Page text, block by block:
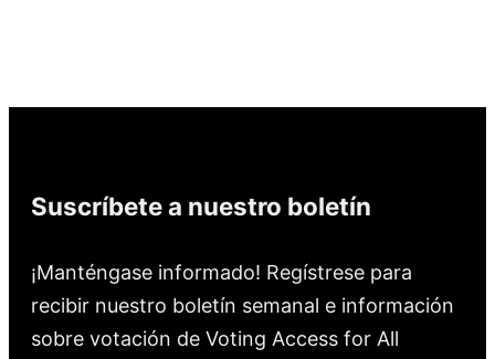
Suscríbete a nuestro boletín
¡Manténgase informado! Regístrese para
recibir nuestro boletín semanal e información
sobre votación de Voting Access for All